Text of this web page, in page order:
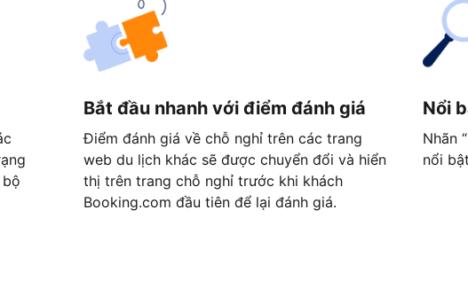
Bắt đầu nhanh với điểm đánh giá
Điểm đánh giá về chỗ nghỉ trên các trang
web du lịch khác sẽ được chuyển đổi và hiển
thị trên trang chỗ nghỉ trước khi khách
Booking.com đầu tiên để lại đánh giá.
Nổi
Nhãn
nổi